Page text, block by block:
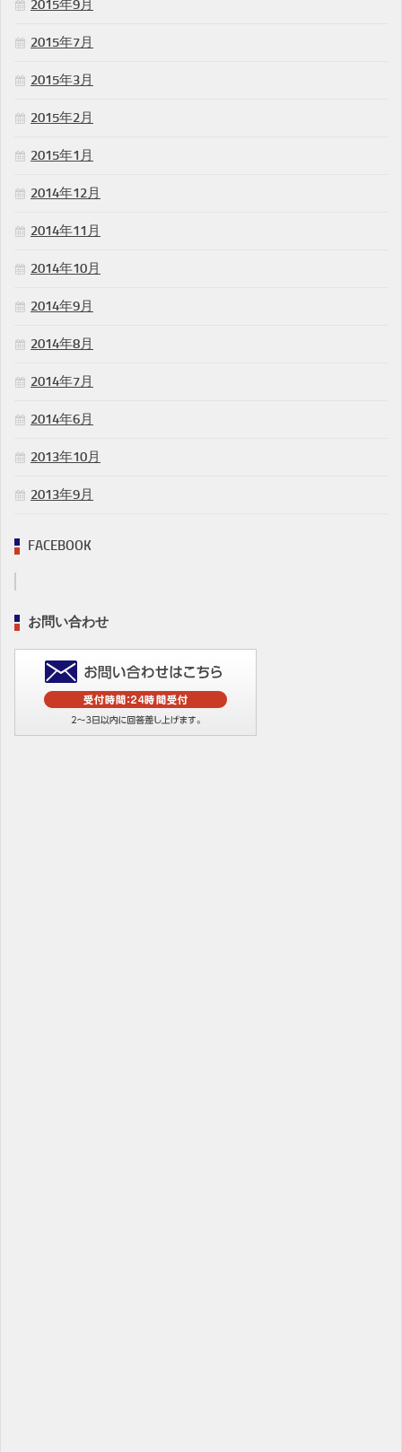
2015年9月
2015年7月
2015年3月
2015年2月
2015年1月
2014年12月
2014年11月
2014年10月
2014年9月
2014年8月
2014年7月
2014年6月
2013年10月
2013年9月
FACEBOOK
お問い合わせ